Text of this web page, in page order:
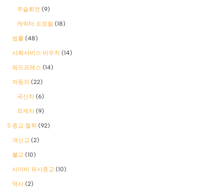
주술회전 (9)
캐릭터 프로필 (18)
법률 (48)
사회서비스 바우처 (14)
워드프레스 (14)
자동차 (22)
국산차 (6)
외제차 (9)
5 종교 철학 (92)
개신교 (2)
불교 (10)
사이비 유사종교 (10)
역사 (2)